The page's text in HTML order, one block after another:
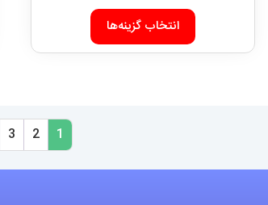
انتخاب گزینه‌ها
دارای
باشد.
1
2
3